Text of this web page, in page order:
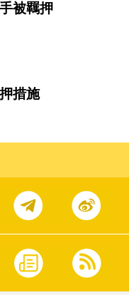
被羈押
措施